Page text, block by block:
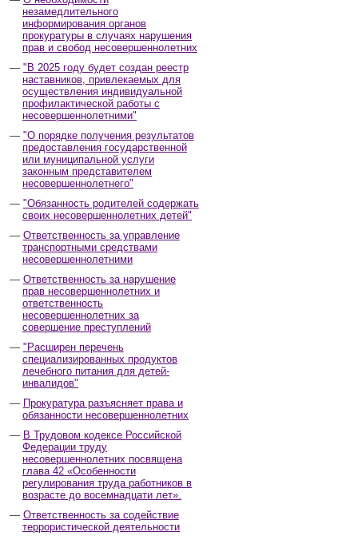
незамедлительного
информирования органов
прокуратуры в случаях нарушения
прав и свобод несовершеннолетних
"В 2025 году будет создан реестр
наставников, привлекаемых для
осуществления индивидуальной
профилактической работы с
несовершеннолетними"
"О порядке получения результатов
предоставления государственной
или муниципальной услуги
законным представителем
несовершеннолетнего"
"Обязанность родителей содержать
своих несовершеннолетних детей"
Ответственность за управление
транспортными средствами
несовершеннолетними
Ответственность за нарушение
прав несовершеннолетних и
ответственность
несовершеннолетних за
совершение преступлений
"Расширен перечень
специализированных продуктов
лечебного питания для детей-
инвалидов"
Прокуратура разъясняет права и
обязанности несовершеннолетних
В Трудовом кодексе Российской
Федерации труду
несовершеннолетних посвящена
глава 42 «Особенности
регулирования труда работников в
возрасте до восемнадцати лет».
Ответственность за содействие
террористической деятельности